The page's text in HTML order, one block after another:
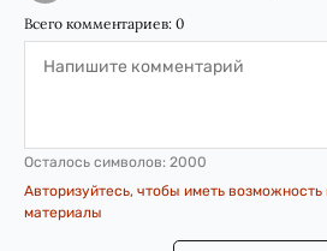
Всего комментариев: 0
Осталось символов: 2000
Авторизуйтесь, чтобы иметь возможность
материалы